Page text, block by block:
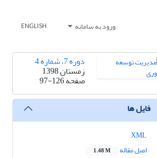
ورود به سامانه ENGLISH
دوره 7، شماره 4
زمستان 1398
صفحه97-126
فایل ها
اصل مقاله
1.48 M